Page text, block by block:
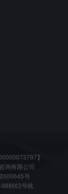
】
询有限公司
号
转2号线